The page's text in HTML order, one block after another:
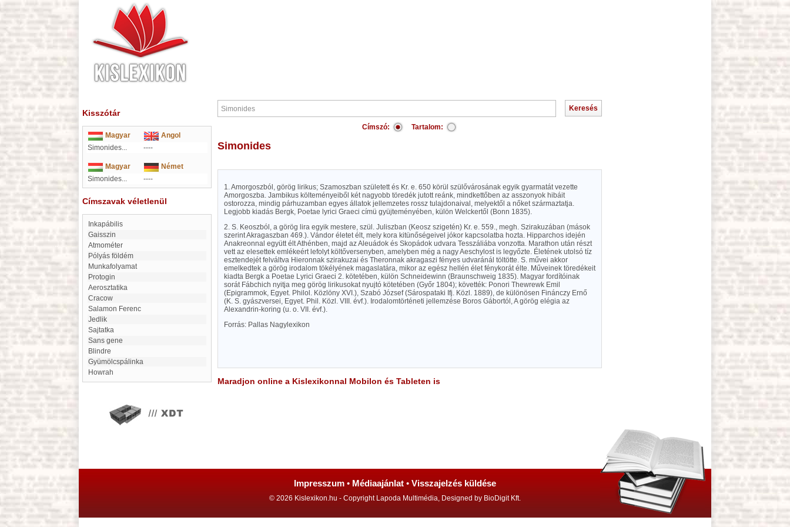
Kisszótár
Magyar
Angol
Simonides...
----
Magyar
Német
Simonides...
----
Címszavak véletlenül
inkapábilis
Gaisszin
atmométer
Pólyás földém
Munkafolyamat
Protogin
aerosztatika
Cracow
Salamon Ferenc
Jedlik
Sajtatka
Sans gene
blindre
Gyümölcspálinka
Howrah
Címszó: Tartalom:
Simonides
1. Amorgoszból, görög lirikus; Szamoszban született és Kr. e. 650 körül szülővárosának egyik gyarmatát vezette
Amorgoszba. Jambikus költeményeiből két nagyobb töredék jutott reánk, mindkettőben az asszonyok hibáit
ostorozza, mindig párhuzamban egyes állatok jellemzetes rossz tulajdonaival, melyektől a nőket származtatja.
Legjobb kiadás Bergk, Poetae lyrici Graeci címü gyüjteményében, külön Welckertől (Bonn 1835).
2. S. Keoszból, a görög lira egyik mestere, szül. Juliszban (Keosz szigetén) Kr. e. 559., megh. Szirakuzában (mások
szerint Akragaszban 469.). Vándor életet élt, mely kora kitünőségeivel jókor kapcsolatba hozta. Hipparchos idején
Anakreonnal együtt élt Athénben, majd az Aleuádok és Skopádok udvara Tesszáliába vonzotta. Marathon után részt
vett az elesettek emlékeért lefolyt költőversenyben, amelyben még a nagy Aeschylost is legyőzte. Életének utolsó tíz
esztendejét felváltva Hieronnak szirakuzai és Theronnak akragaszi fényes udvaránál töltötte. S. művei akkor
emelkedtek a görög irodalom tökélyének magaslatára, mikor az egész hellén élet fénykorát élte. Műveinek töredékeit
kiadta Bergk a Poetae Lyrici Graeci 2. kötetében, külön Schneidewinn (Braunschweig 1835). Magyar fordítóinak
sorát Fábchich nyitja meg görög lirikusokat nyujtó kötetében (Győr 1804); követték: Ponori Thewrewk Emil
(Epigrammok, Egyet. Philol. Közlöny XVI.), Szabó József (Sárospataki Ifj. Közl. 1889), de különösen Finánczy Ernő
(K. S. gyászversei, Egyet. Phil. Közl. VIII. évf.). Irodalomtörténeti jellemzése Boros Gábortól, A görög elégia az
Alexandrin-koring (u. o. VII. évf.).
Forrás: Pallas Nagylexikon
Maradjon online a Kislexikonnal Mobilon és Tableten is
Impresszum • Médiaajánlat • Visszajelzés küldése
© 2026 Kislexikon.hu - Copyright Lapoda Multimédia, Designed by BioDigit Kft.